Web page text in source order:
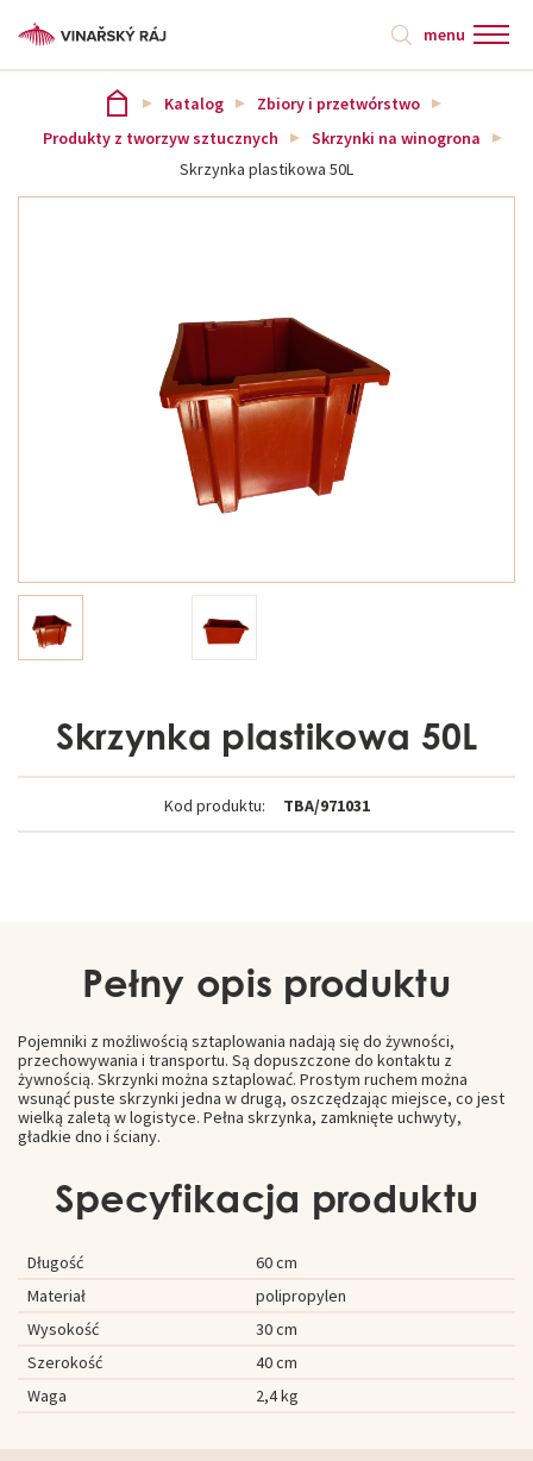
menu
Katalog
Zbiory i przetwórstwo
Produkty z tworzyw sztucznych
Skrzynki na winogrona
Skrzynka plastikowa 50L
Skrzynka plastikowa 50L
Kod produktu: TBA/971031
Pełny opis produktu
Pojemniki z możliwością sztaplowania nadają się do żywności,
przechowywania i transportu. Są dopuszczone do kontaktu z
żywnością. Skrzynki można sztaplować. Prostym ruchem można
wsunąć puste skrzynki jedna w drugą, oszczędzając miejsce, co jest
wielką zaletą w logistyce. Pełna skrzynka, zamknięte uchwyty,
gładkie dno i ściany.
Specyfikacja produktu
Długość
60 cm
Materiał
polipropylen
Wysokość
30 cm
Szerokość
40 cm
Waga
2,4 kg